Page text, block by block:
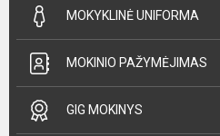
MOKYKLINĖ UNIFORMA
MOKINIO PAŽYMĖJIMAS
GIG MOKINYS